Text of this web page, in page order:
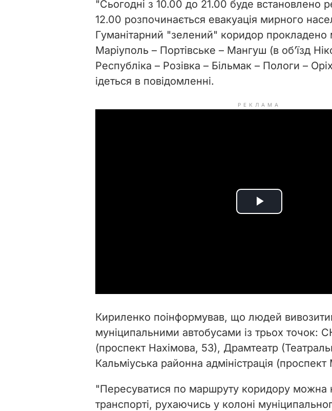
"Сьогодні з 10.00 до 21.00 буде встановлено
12.00 розпочинається евакуація мирного
Гуманітарний "зелений" коридор
Маріуполь – Портівське – Мангуш (в об’їзд
Республіка – Розівка – Більмак – Пологи –
ідеться в повідомленні.
РЕКЛАМА
P
i
d
e
o
Кириленко поінформував, що людей
муніципальними автобусами із трьох точок:
(проспект Нахімова, 53), Драмтеатр
Кальміуська районна адміністрація (проспект
"Пересуватися по маршруту коридору можна
транспорті, рухаючись у колоні